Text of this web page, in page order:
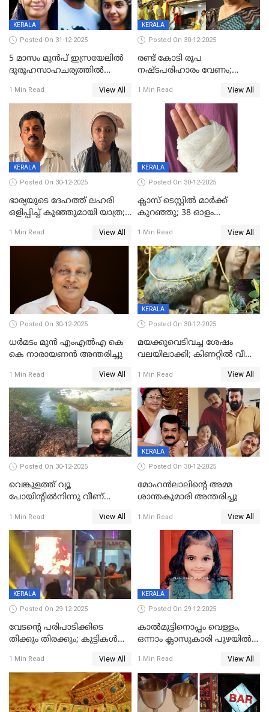
KERALA
Posted On 31-12-2025
5 മാസം മുൻപ് ഇസ്രയേലിൽ
ദുരൂഹസാഹചര്യത്തിൽ
മലയാളി യുവാവിന്റെ ഭാര്യയും
മരിച്ചു
1 Min Read View All
KERALA
Posted On 30-12-2025
രണ്ട് കോടി രൂപ
നഷ്ടപരിഹാരം വേണം;
നോട്ടീസയച്ച് ഉമാ തോമസ്
1 Min Read View All
KERALA
Posted On 30-12-2025
ഭാര്യയുടെ ദേഹത്ത് ലഹരി
ഒളിപ്പിച്ച് കുഞ്ഞുമായി യാത്ര;
പിടികൂടി പൊലീസ്
1 Min Read View All
KERALA
Posted On 30-12-2025
ക്ലാസ് ടെസ്റ്റിൽ മാർക്ക്
കുറഞ്ഞു; 38 ഓളം
സെന്ററിലെ അധ്യാപകന്‍
മർദിച്ചതായി പരാതി
1 Min Read View All
Posted On 30-12-2025
ധർമടം മുൻ എംഎല്‍എ കെ
കെ നാരായണന്‍ അന്തരിച്ചു
1 Min Read View All
KERALA
Posted On 30-12-2025
മയക്കുവെടിവച്ച ശേഷം
വലയിലാക്കി; കിണറ്റിൽ വീണ
1 Min Read View All
Posted On 30-12-2025
വെങ്കുളത്ത് വ്യൂ
പോയിന്റിൽനിന്നു വീണ്
1 Min Read View All
KERALA
Posted On 30-12-2025
മോഹന്‍ലാലിന്‍റെ അമ്മ
ശാന്തകുമാരി അന്തരിച്ചു
1 Min Read View All
KERALA
Posted On 29-12-2025
വേടന്റെ പരിപാടിക്കിടെ
തിക്കും തിരക്കും; കുട്ടികള്‍
പരിക്ക്; പാളം മറികടന്ന
യുവാവ് ട്രെയിന്‍ തട്ടി മരിച്ചു
1 Min Read View All
KERALA
Posted On 29-12-2025
കാൽമുട്ടിനൊപ്പം വെള്ളം,
ഒന്നാം ക്ലാസുകാരി പുഴയിൽ
കുട്ടികൾക്കൊപ്പം
കളിക്കുന്നതിനിടെ
1 Min Read View All